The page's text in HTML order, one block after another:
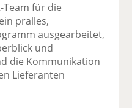
Team für die
pralles,
ausgearbeitet,
und
die Kommunikation
Lieferanten